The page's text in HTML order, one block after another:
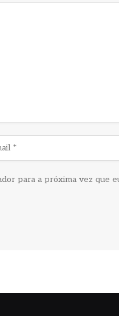
para a próxima vez que